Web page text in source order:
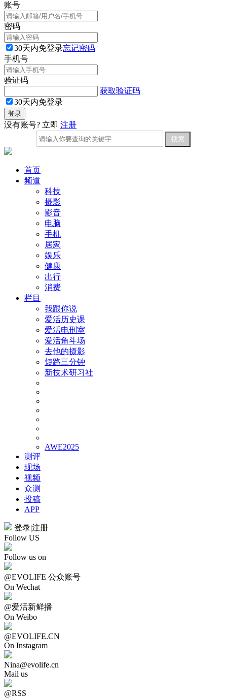
账号
密码
30天内免登录忘记密码
手机号
验证码
获取验证码
30天内免登录
没有账号? 立即 注册
首页
频道
科技
摄影
影音
电脑
手机
居家
娱乐
健康
出行
消费
栏目
我跟你说
爱活历史课
爱活电刑室
爱活角斗场
去他的摄影
短路三分钟
新技术研习社
AWE2025
测评
现场
视频
众测
投稿
APP
登录|注册
Follow US
Follow us on
@EVOLIFE 公众账号
On Wechat
@爱活新鲜播
On Weibo
@EVOLIFE.CN
On Instagram
Nina@evolife.cn
Mail us
@RSS